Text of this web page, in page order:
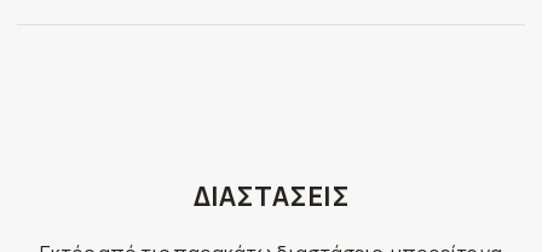
ΔΙΑΣΤΑΣΕΙΣ